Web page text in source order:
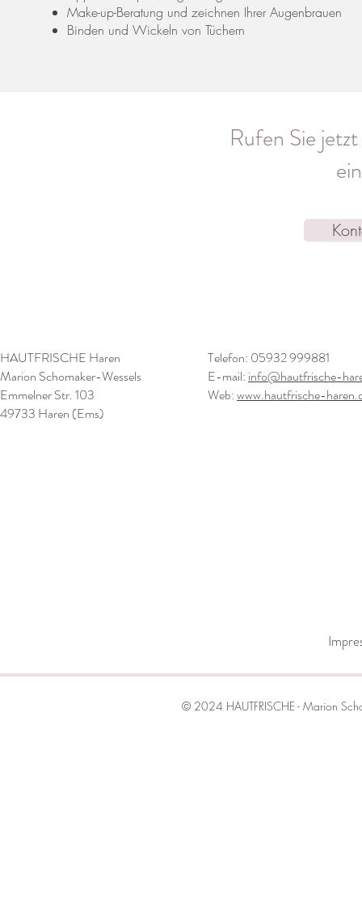
Make-up-Beratung und zeichnen Ihrer Augenbrauen
Binden und Wickeln von Tüchern
Rufen Sie
HAUTFRISCHE Haren
Marion Schomaker-Wessels
Emmelner Str. 103
49733 Haren (Ems)
Telefon: 05932 999881
E-mail: info@hautfrische-
Web:www.hautfrische-
© 2024 HAUTFRISCHE - Marion